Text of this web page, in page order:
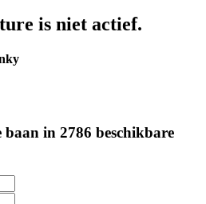
is niet actief.
in 2786 beschikbare